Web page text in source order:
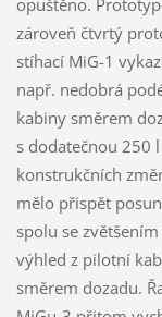
opuštěno.
zároveň čtvrtý
stíhací MiG-1
např. nedobrá
kabiny směrem
s dodatečnou 250
konstrukčních
mělo přispět
spolu se
výhled z pilotní
směrem dozadu.